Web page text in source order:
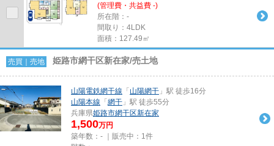
(管理費・共益費 -)
所在階：-
間取り：4LDK
面積：127.49㎡
売買｜売地 姫路市網干区新在家/売土地
山陽電鉄網干線 「 山陽網干 」駅 徒歩16分
山陽本線 「 網干 」駅 徒歩55分
兵庫県姫路市網干区新在家
1,500万円
築年数：- ｜販売中： 1件